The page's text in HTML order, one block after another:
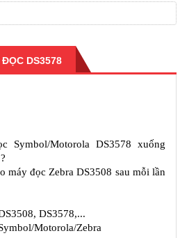
ĐỌC DS3578
Symbol/Motorola DS3578 xuống
máy đọc Zebra DS3508 sau mỗi lần
DS3578,...
Motorola/Zebra